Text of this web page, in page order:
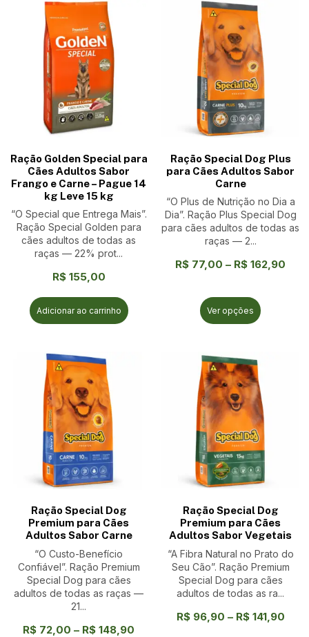
Ração Golden Special para
Cães Adultos Sabor
Frango e Carne – Pague 14
kg Leve 15 kg
“O Special que Entrega Mais”.
Ração Special Golden para
cães adultos de todas as
raças — 22% prot...
R$155,00
Adicionar ao carrinho
Ração Special Dog Plus
para Cães Adultos Sabor
Carne
“O Plus de Nutrição no Dia a
Dia”. Ração Plus Special Dog
para cães adultos de todas as
raças — 2...
R$ 77,00 – R$ 162,90
Ver opções
Ração Special Dog
Premium para Cães
Adultos Sabor Carne
“O Custo-Benefício
Confiável”. Ração Premium
Special Dog para cães
adultos de todas as raças —
21...
R$ 72,00 – R$ 148,90
Ração Special Dog
Premium para Cães
Adultos Sabor Vegetais
“A Fibra Natural no Prato do
Seu Cão”. Ração Premium
Special Dog para cães
adultos de todas as ra...
R$96,90 – R$141,90